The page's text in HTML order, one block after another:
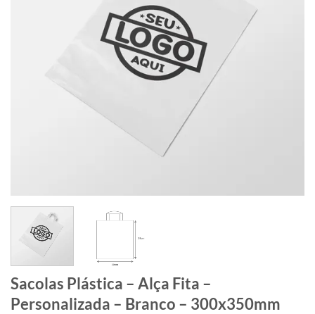
Sacolas Plástica – Alça Fita –
Personalizada – Branco – 300x350mm